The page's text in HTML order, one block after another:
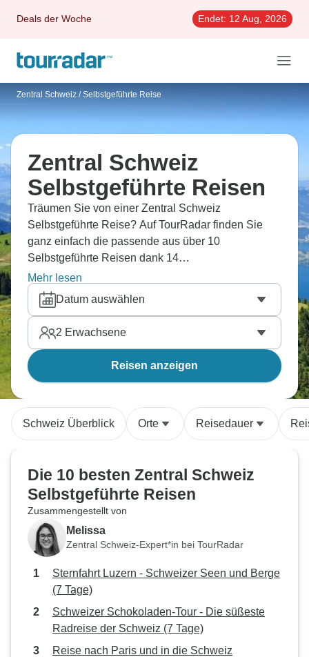
Deals der Woche Endet: 12 Aug, 2026
Zentral Schweiz / Selbstgeführte Reise
Zentral Schweiz
Selbstgeführte Reisen
Träumen Sie von einer Zentral Schweiz
Selbstgeführte Reise? Auf TourRadar finden Sie
ganz einfach die passende aus über 10
Selbstgeführte Reisen dank 14
Erfahrungsberichten.
Mehr lesen
Datum auswählen
2 Erwachsene
Reisen anzeigen
Schweiz Überblick Orte Reisedauer
Die 10 besten Zentral Schweiz
Selbstgeführte Reisen
Zusammengestellt von
Melissa
Zentral Schweiz-Expert*in bei TourRadar
Sternfahrt Luzern - Schweizer Seen und Berge
(7 Tage)
Schweizer Schokoladen-Tour - Die süßeste
Radreise der Schweiz (7 Tage)
Reise nach Paris und in die Schweiz